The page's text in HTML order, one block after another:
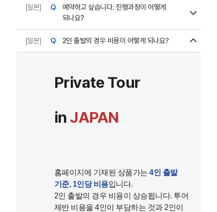
[일본]
예약하고 싶습니다. 진행과정이 어떻게
되나요?
[일본] 2인 출발의 경우 비용이 어떻게 되나요?
Private Tour
in JAPAN
​홈페이지에 기재된 상품가는4인 출발
기준, 1인당 비용입니다.
2인 출발의 경우 비용이 상승됩니다. 투어
제반 비용을 4인이 부담하는 것과 2인이